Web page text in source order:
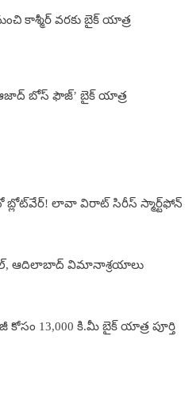
కాశ్మీర్ వరకు బైక్ యాత్ర
బోస్ ఫౌజ్’ బైక్ యాత్ర
బ్లోట్‌వేర్! లావా విరాట్ సిరీస్ స్మార్ట్‌ఫోన్​
ఆదిలాబాద్ విమానాశ్రయాలు
కోసం 13,000 కి.మీ బైక్ యాత్ర పూర్తి